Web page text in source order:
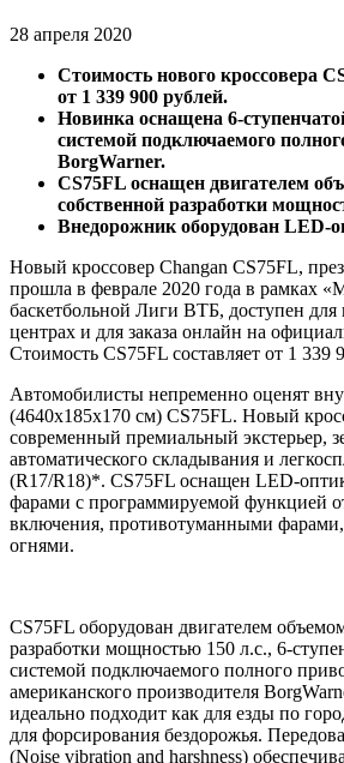
28 апреля 2020
Стоимость нового кроссовера
от 1 339 900 рублей.
Новинка оснащена 6-
системой подключаемого
BorgWarner.
CS75FL оснащен двигателем
собственной разработки
Внедорожник оборудован LED-
Новый кроссовер Changan CS75FL,
прошла в феврале 2020 года в рамках
баскетбольной Лиги ВТБ, доступен для
центрах и для заказа онлайн на
Стоимость CS75FL составляет от 1 339
Автомобилисты непременно оценят
(4640х185х170 см) CS75FL. Новый
современный премиальный экстерьер,
автоматического складывания и
(R17/R18)*. CS75FL оснащен LED-
фарами с программируемой функцией
включения, противотуманными
огнями.
CS75FL оборудован двигателем
разработки мощностью 150 л.с., 6-
системой подключаемого полного
американского производителя
идеально подходит как для езды по
для форсирования бездорожья.
(Noise vibration and harshness)